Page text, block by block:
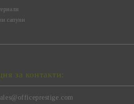
сапуни
за контакти: